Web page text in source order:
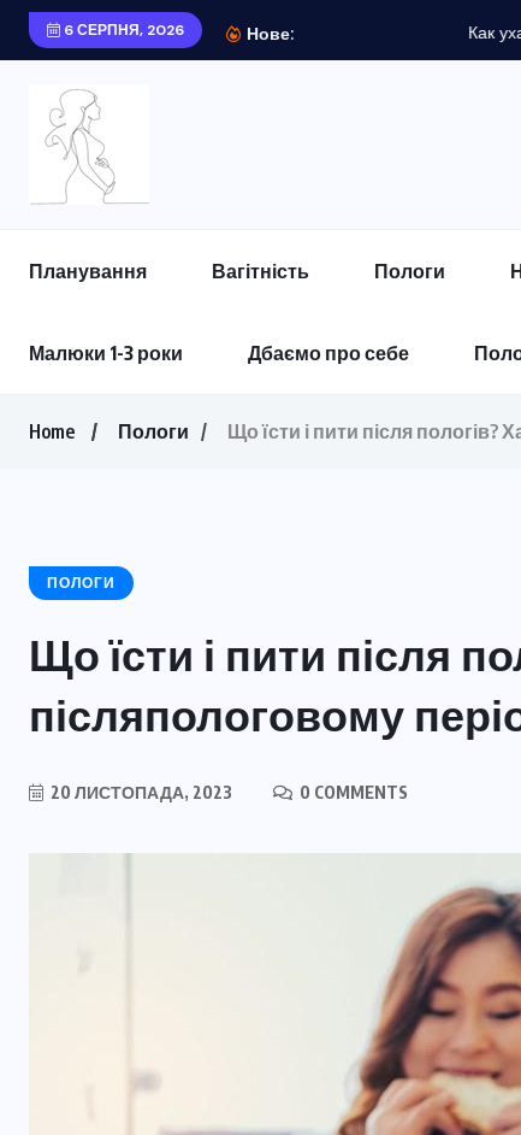
6 СЕРПНЯ, 2026 Нове: Как ухаживать
Планування Вагітність Пологи
Малюки 1-3 роки Дбаємо про себе
Home Пологи Що їсти і пити після пологів?
ПОЛОГИ
Що їсти і пити після
післяпологовому
20 ЛИСТОПАДА, 2023 0 COMMENTS